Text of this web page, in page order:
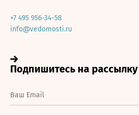
+7 495 956-34-58
info@vedomosti.ru